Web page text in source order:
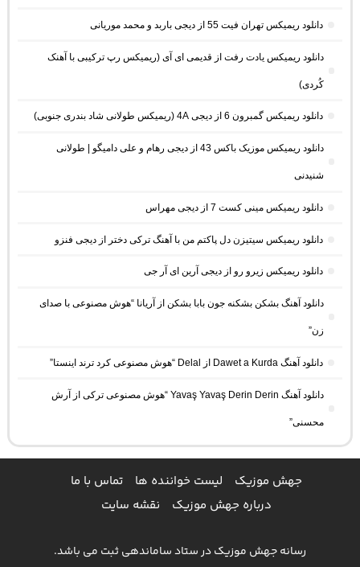
دانلود ریمیکس تهران فیت 55 از دیجی باربد و محمد موریانی
دانلود ریمیکس یادت رفت از قدیمی ای آی (ریمیکس رپ ترکیبی با آهنک
کُردی)
دانلود ریمیکس گمبرون 6 از دیجی 4A (ریمیکس طولانی شاد بندری جنوبی)
دانلود ریمیکس موزیک باکس 43 از دیجی رهام و علی دامیگو | طولانی
شنیدنی
دانلود ریمیکس مینی کست 7 از دیجی مهراس
دانلود ریمیکس سیتیزن دل پاکتم من با آهنگ ترکی دختر از دیجی فنزو
دانلود ریمیکس زیرو رو از دیجی آرین ای آر جی
دانلود آهنگ بشکن بشکنه جون بابا بشکن از آریانا “هوش مصنوعی با صدای
زن”
دانلود آهنگ Dawet a Kurda از Delal “هوش مصنوعی کرد ترند اینستا”
دانلود آهنگ Yavaş Yavaş Derin Derin “هوش مصنوعی ترکی از آرش
محسنی”
جهش موزیک لیست خواننده ها
تماس با ما
درباره جهش موزیک
نقشه سایت
رسانه جهش موزیک در ستاد ساماندهی ثبت می باشد.